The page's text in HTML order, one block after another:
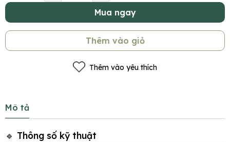
Mua ngay
Thêm vào giỏ
Thêm vào yêu thích
Mô tả
🔹 Thông số kỹ thuật